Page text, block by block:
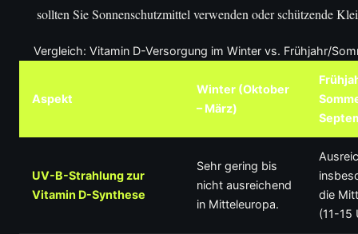
sollten Sie Sonnenschutzmittel verwenden oder schützende
Vergleich: Vitamin D-Versorgung im Winter vs. Frühjahr/
Aspekt
Winter (Oktober
– März)
UV-B-Strahlung zur
Vitamin D-Synthese
Sehr gering bis
nicht ausreichend
in Mitteleuropa.
die
(11-15